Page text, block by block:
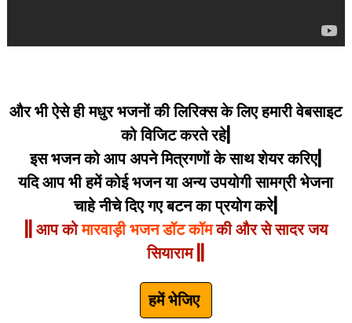
और भी ऐसे ही मधुर भजनों की लिरिक्स के लिए हमारी वेबसाइट
को विजिट करते रहे|
इस भजन को आप अपने मित्रगणों के साथ शेयर करिए|
यदि आप भी हमें कोई भजन या अन्य उपयोगी सामग्री भेजना
चाहे नीचे दिए गए बटन का प्रयोग करे|
|| आप कोमारवाड़ी भजन डॉट कॉमकी और से सादर जय
सियाराम ||
हमें भेजिए